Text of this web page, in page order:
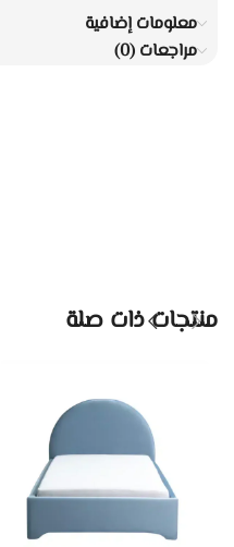
معلومات إضافية
مراجعات (0)
منتجات ذات صلة